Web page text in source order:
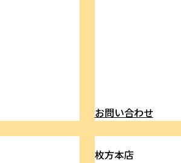
お問い合わせ
枚方本店